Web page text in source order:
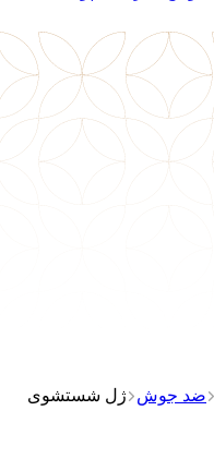
‌ضد جوش
ژل شستشوی